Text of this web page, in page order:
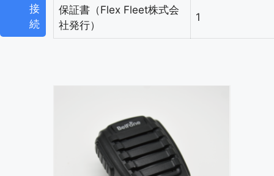
接
続
保証書（Flex Fleet株式会
社発行）
1